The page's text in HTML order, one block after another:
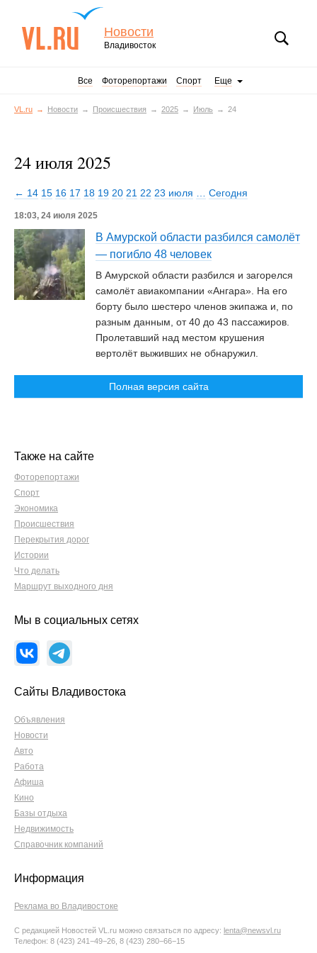
Новости
Владивосток
Все Фоторепортажи Спорт Еще
VL.ru Новости Происшествия 2025 Июль 24
24 июля 2025
← 14 15 16 17 18 19 20 21 22 23 июля Сегодня
18:03, 24 июля 2025
В Амурской области разбился самолёт
— погибло 48 человек
В Амурской области разбился и загорелся
самолёт авиакомпании «Ангара». На его
борту было шестеро членов экипажа и, по
разным данным, от 40 до 43 пассажиров.
Пролетавший над местом крушения
вертолёт выживших не обнаружил.
Полная версия сайта
Также на сайте
Фоторепортажи
Спорт
Экономика
Происшествия
Перекрытия дорог
Истории
Что делать
Маршрут выходного дня
Мы в социальных сетях
Сайты Владивостока
Объявления
Новости
Авто
Работа
Афиша
Кино
Базы отдыха
Недвижимость
Справочник компаний
Информация
Реклама во Владивостоке
С редакцией Новостей VL.ru можно связаться по адресу: lenta@newsvl.ru
Телефон: 8 (423) 241−49−26, 8 (423) 280−66−15